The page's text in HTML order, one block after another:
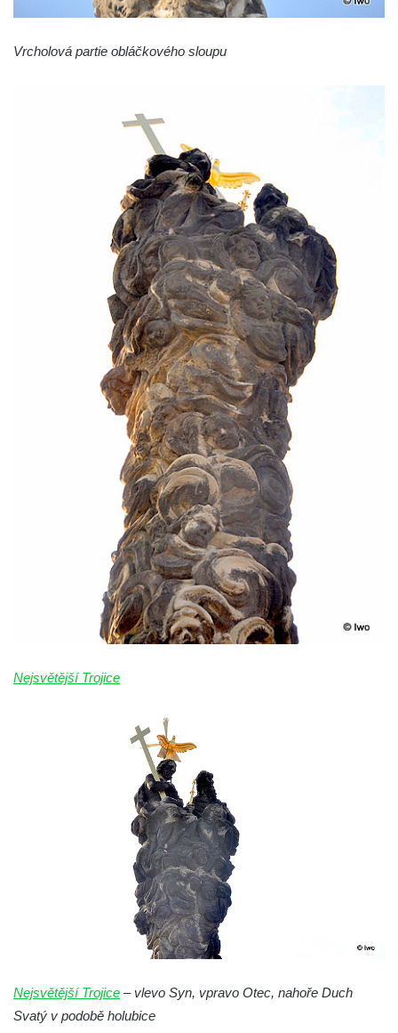
Mohelkou
Sloup Panny Marie v Českém Dubu
Sloup Panny Marie v Osečné
Sloup svatého Antonína Paduánského v
Sloup Panny Marie ve Zdislavě
(Schönbach)
Boží muka v Hejnicích
Sloup Panny Marie v Hejnicích
Sloup Panny Marie v Horní Světlé
Sloup (pilíř) svatého Jana Nepomuckého
na náměstí Svobody v Plané
Sloup svatého Jana Nepomuckého v Plané
Sloup se sochou Bolestného Krista (Ecce
Homo) v Krompachu
Sloup Panny Marie Bolestné v Chodové
Sloup Panny Marie s Ježíškem v Údlicích
Sloup Nejsvětější Trojice v Údlicích
Sloup se sochou svatého Josefa s
Ježíškem v Údlicích
Sloup Panny Marie v Chodově
Sloup Panny Marie v Hořicích
Sloup Nejsvětější Trojice ve Vejprtech
Sloup Panny Marie v Bečově nad Teplou
Sloup se sochou svatého Petra v Mnichově
Sloup Panny Marie v Práchni
Sloup svatého kříže v Třebušíně
Sloup Nejsvětější Trojice v Litvínově
Sloup svatého Antonína Paduánského v
Ústí nad Labem
Sloup svatého Jana Nepomuckého v
Sloup se sochou Piety v Jirkově
Torzo sloupu neznámého určení v Klášterci
Vrcholová partie obláčkového sloupu
Nejsvětější Trojice
Nejsvětější Trojice – vlevo Syn, vpravo Otec, nahoře Duch
Svatý v podobě holubice